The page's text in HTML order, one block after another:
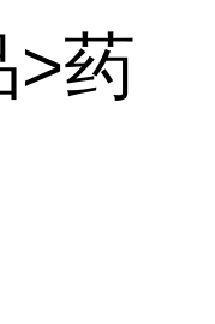
>药